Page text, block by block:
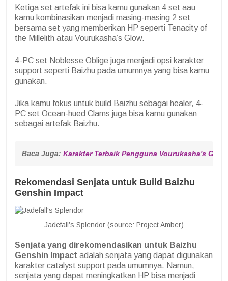
Ketiga set artefak ini bisa kamu gunakan 4 set aau
kamu kombinasikan menjadi masing-masing 2 set
bersama set yang memberikan HP seperti Tenacity of
the Millelith atau Vourukasha’s Glow.
4-PC set Noblesse Oblige juga menjadi opsi karakter
support seperti Baizhu pada umumnya yang bisa kamu
gunakan.
Jika kamu fokus untuk build Baizhu sebagai healer, 4-
PC set Ocean-hued Clams juga bisa kamu gunakan
sebagai artefak Baizhu.
Baca Juga: Karakter Terbaik Pengguna Vourukasha's
Rekomendasi Senjata untuk Build Baizhu
Genshin Impact
Jadefall’s Splendor (source: Project Amber)
Senjata yang direkomendasikan untuk Baizhu
Genshin Impact adalah senjata yang dapat digunakan
karakter catalyst support pada umumnya. Namun,
senjata yang dapat meningkatkan HP bisa menjadi